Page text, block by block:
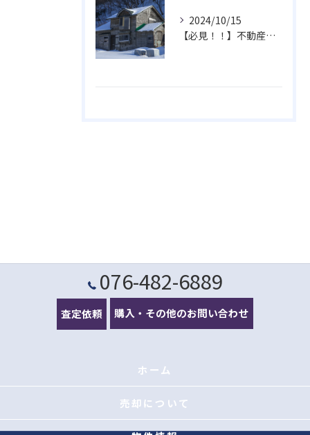
2024/10/15
【必見！！】不動産買取・不動産売買は大手、専門業者、地元業者、どこに依頼すればよいのか？
076-482-6889
査定依頼 購入・その他のお問い合わせ
ホーム
売却について
不動産売却の流れ